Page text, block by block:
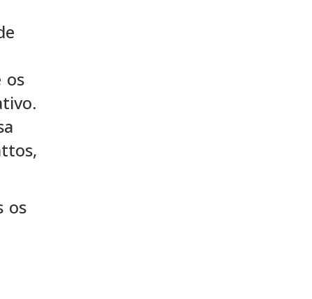
os
os